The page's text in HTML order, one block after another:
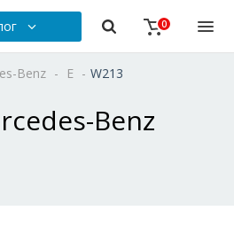
0
Benz - E - W213
Benz